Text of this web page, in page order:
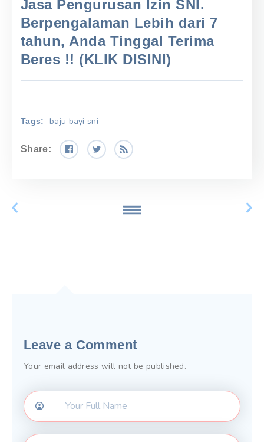
Jasa Pengurusan Izin SNI.
Berpengalaman Lebih dari 7
tahun, Anda Tinggal Terima
Beres !! (KLIK DISINI)
Tags: baju bayi sni
Share:
Leave a Comment
Your email address will not be published.